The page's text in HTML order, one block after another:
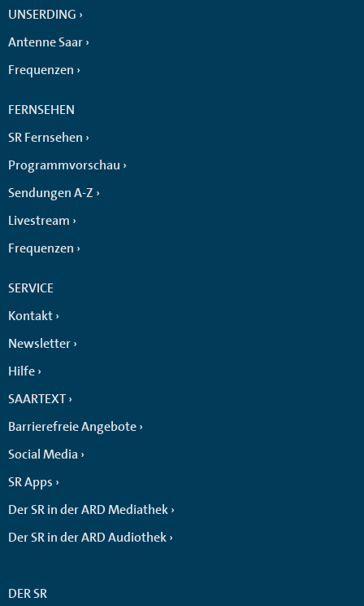
UNSERDING
Antenne Saar
Frequenzen
FERNSEHEN
SR Fernsehen
Programmvorschau
Sendungen A-Z
Livestream
Frequenzen
SERVICE
Kontakt
Newsletter
Hilfe
SAARTEXT
Barrierefreie Angebote
Social Media
SR Apps
Der SR in der ARD Mediathek
Der SR in der ARD Audiothek
DER SR